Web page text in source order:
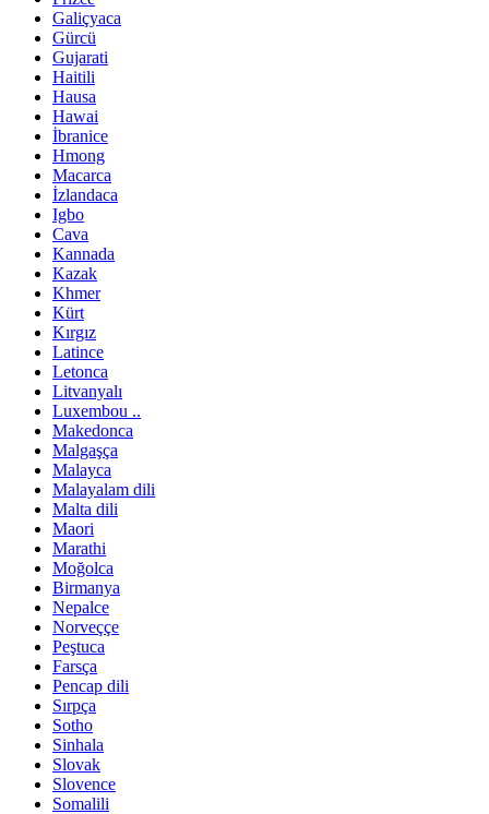
Galiçyaca
Gürcü
Gujarati
Haitili
Hausa
Hawai
İbranice
Hmong
Macarca
İzlandaca
Igbo
Cava
Kannada
Kazak
Khmer
Kürt
Kırgız
Latince
Letonca
Litvanyalı
Luxembou ..
Makedonca
Malgaşça
Malayca
Malayalam dili
Malta dili
Maori
Marathi
Moğolca
Birmanya
Nepalce
Norveççe
Peştuca
Farsça
Pencap dili
Sırpça
Sotho
Sinhala
Slovak
Slovence
Somalili